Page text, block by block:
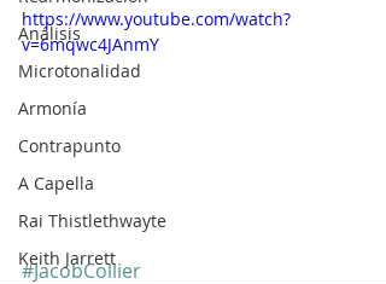
Análisis
Microtonalidad
Armonía
Contrapunto
A Capella
Rai Thistlethwayte
Keith Jarrett
https://www.youtube.com/watch?
v=6mqwc4JAnmY
#JacobCollier